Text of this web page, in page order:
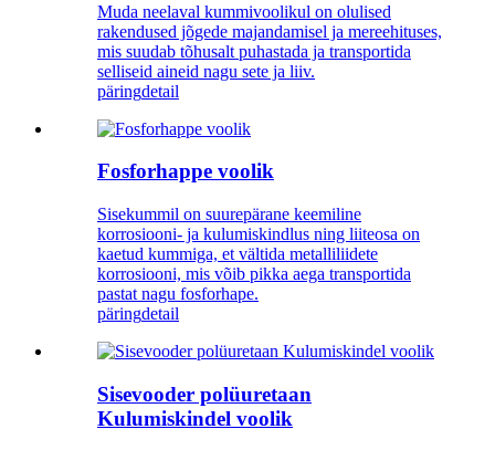
Muda neelaval kummivoolikul on olulised
rakendused jõgede majandamisel ja mereehituses,
mis suudab tõhusalt puhastada ja transportida
selliseid aineid nagu sete ja liiv.
päringdetail
Fosforhappe voolik
Sisekummil on suurepärane keemiline
korrosiooni- ja kulumiskindlus ning liiteosa on
kaetud kummiga, et vältida metalliliidete
korrosiooni, mis võib pikka aega transportida
pastat nagu fosforhape.
päringdetail
Sisevooder polüuretaan
Kulumiskindel voolik